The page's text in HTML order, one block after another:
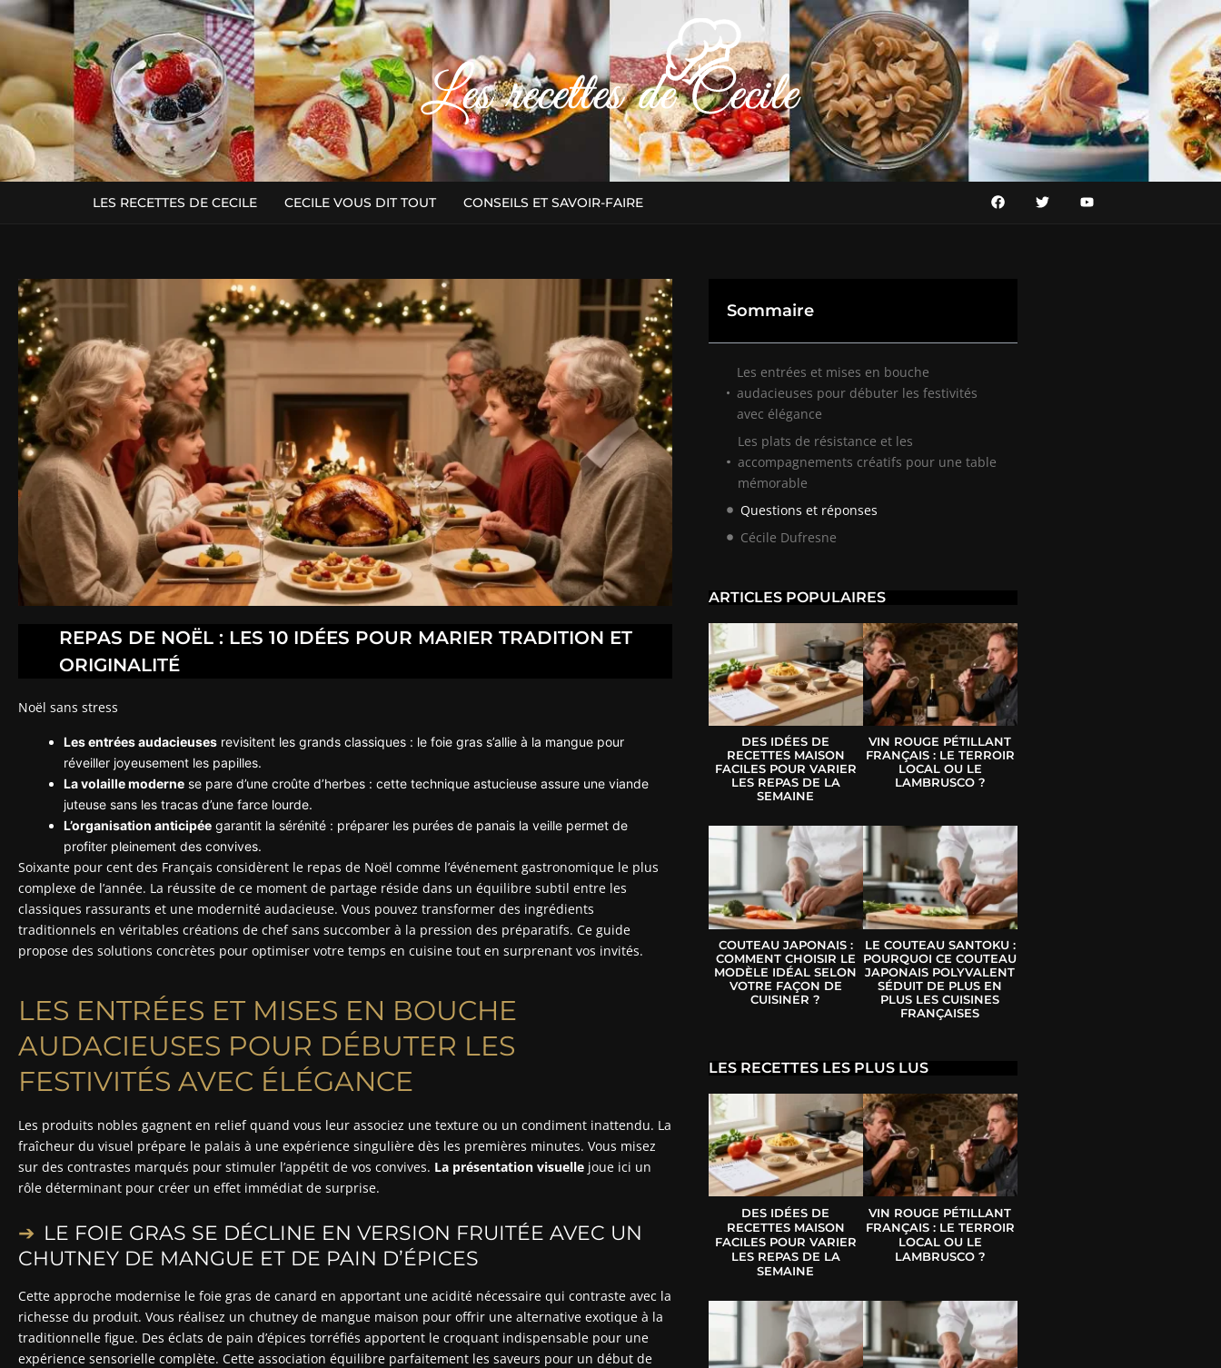
LES RECETTES DE CECILE CECILE VOUS DIT TOUT CONSEILS ET SAVOIR-FAIRE
REPAS DE NOËL : LES 10 IDÉES POUR MARIER TRADITION ET
ORIGINALITÉ
Noël sans stress
Les entrées audacieuses revisitent les grands classiques : le foie gras s’allie à la mangue pour
réveiller joyeusement les papilles.
La volaille moderne se pare d’une croûte d’herbes : cette technique astucieuse assure une viande
juteuse sans les tracas d’une farce lourde.
L’organisation anticipée garantit la sérénité : préparer les purées de panais la veille permet de
profiter pleinement des convives.
Soixante pour cent des Français considèrent le repas de Noël comme l’événement gastronomique le plus
complexe de l’année. La réussite de ce moment de partage réside dans un équilibre subtil entre les
classiques rassurants et une modernité audacieuse. Vous pouvez transformer des ingrédients
traditionnels en véritables créations de chef sans succomber à la pression des préparatifs. Ce guide
propose des solutions concrètes pour optimiser votre temps en cuisine tout en surprenant vos invités.
LES ENTRÉES ET MISES EN BOUCHE
AUDACIEUSES POUR DÉBUTER LES
FESTIVITÉS AVEC ÉLÉGANCE
Les produits nobles gagnent en relief quand vous leur associez une texture ou un condiment inattendu. La
fraîcheur du visuel prépare le palais à une expérience singulière dès les premières minutes. Vous misez
sur des contrastes marqués pour stimuler l’appétit de vos convives. La présentation visuelle joue ici un
rôle déterminant pour créer un effet immédiat de surprise.
LE FOIE GRAS SE DÉCLINE EN VERSION FRUITÉE AVEC UN
CHUTNEY DE MANGUE ET DE PAIN D’ÉPICES
Cette approche modernise le foie gras de canard en apportant une acidité nécessaire qui contraste avec la
richesse du produit. Vous réalisez un chutney de mangue maison pour offrir une alternative exotique à la
traditionnelle figue. Des éclats de pain d’épices torréfiés apportent le croquant indispensable pour une
expérience sensorielle complète. Cette association équilibre parfaitement les saveurs pour un début de
Sommaire
Les entrées et mises en bouche
audacieuses pour débuter les festivités
avec élégance
Les plats de résistance et les
accompagnements créatifs pour une table
mémorable
Questions et réponses
Cécile Dufresne
ARTICLES POPULAIRES
DES IDÉES DE
RECETTES MAISON
FACILES POUR VARIER
LES REPAS DE LA
SEMAINE
VIN ROUGE PÉTILLANT
FRANÇAIS : LE TERROIR
LOCAL OU LE
LAMBRUSCO ?
COUTEAU JAPONAIS :
COMMENT CHOISIR LE
MODÈLE IDÉAL SELON
VOTRE FAÇON DE
CUISINER ?
LE COUTEAU SANTOKU :
POURQUOI CE COUTEAU
JAPONAIS POLYVALENT
SÉDUIT DE PLUS EN
PLUS LES CUISINES
FRANÇAISES
LES RECETTES LES PLUS LUS
DES IDÉES DE
RECETTES MAISON
FACILES POUR VARIER
LES REPAS DE LA
SEMAINE
VIN ROUGE PÉTILLANT
FRANÇAIS : LE TERROIR
LOCAL OU LE
LAMBRUSCO ?